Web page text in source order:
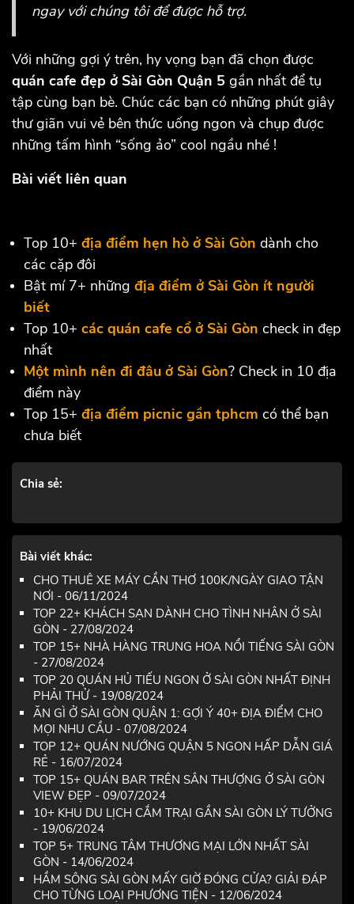
ngay với chúng tôi để được hỗ trợ.
Với những gợi ý trên, hy vọng bạn đã chọn được
quán cafe đẹp ở Sài Gòn Quận 5 gần nhất để tụ
tập cùng bạn bè. Chúc các bạn có những phút giây
thư giãn vui vẻ bên thức uống ngon và chụp được
những tấm hình “sống ảo” cool ngầu nhé !
Bài viết liên quan
Top 10+ địa điểm hẹn hò ở Sài Gòn dành cho
các cặp đôi
Bật mí 7+ những địa điểm ở Sài Gòn ít người
biết
Top 10+ các quán cafe cổ ở Sài Gòn check in đẹp
nhất
Một mình nên đi đâu ở Sài Gòn? Check in 10 địa
điểm này
Top 15+ địa điểm picnic gần tphcm có thể bạn
chưa biết
Chia sẻ:
Bài viết khác:
CHO THUÊ XE MÁY CẦN THƠ 100K/NGÀY GIAO TẬN
NƠI - 06/11/2024
TOP 22+ KHÁCH SẠN DÀNH CHO TÌNH NHÂN Ở SÀI
GÒN - 27/08/2024
TOP 15+ NHÀ HÀNG TRUNG HOA NỔI TIẾNG SÀI GÒN
- 27/08/2024
TOP 20 QUÁN HỦ TIẾU NGON Ở SÀI GÒN NHẤT ĐỊNH
PHẢI THỬ - 19/08/2024
ĂN GÌ Ở SÀI GÒN QUẬN 1: GỢI Ý 40+ ĐỊA ĐIỂM CHO
MỌI NHU CẦU - 07/08/2024
TOP 12+ QUÁN NƯỚNG QUẬN 5 NGON HẤP DẪN GIÁ
RẺ - 16/07/2024
TOP 15+ QUÁN BAR TRÊN SÂN THƯỢNG Ở SÀI GÒN
VIEW ĐẸP - 09/07/2024
10+ KHU DU LỊCH CẮM TRẠI GẦN SÀI GÒN LÝ TƯỞNG
- 19/06/2024
TOP 5+ TRUNG TÂM THƯƠNG MẠI LỚN NHẤT SÀI
GÒN - 14/06/2024
HẦM SÔNG SÀI GÒN MẤY GIỜ ĐÓNG CỬA? GIẢI ĐÁP
CHO TỪNG LOẠI PHƯƠNG TIỆN - 12/06/2024